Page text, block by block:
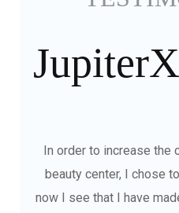
In order to increase the
beauty center, I chose
now I see that I have